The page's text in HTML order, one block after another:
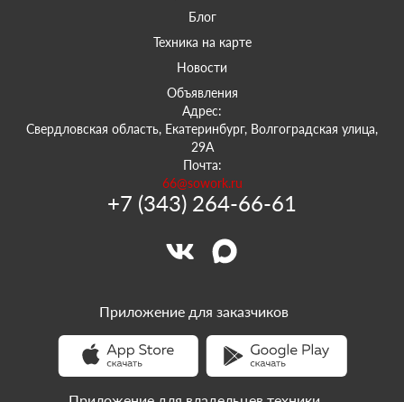
Блог
Техника на карте
Новости
Объявления
Адрес:
Свердловская область, Екатеринбург, Волгоградская улица,
29А
Почта:
66@sowork.ru
+7 (343) 264-66-61
Приложение для заказчиков